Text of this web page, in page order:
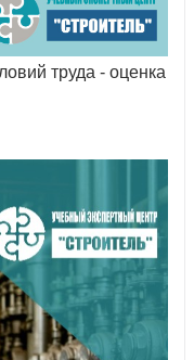
труда - оценка